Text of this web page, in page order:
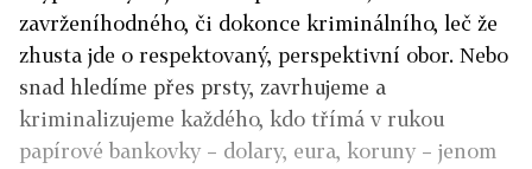
zavrženíhodného, či dokonce kriminálního, leč že
zhusta jde o respektovaný, perspektivní obor. Nebo
snad hledíme přes prsty, zavrhujeme a
kriminalizujeme každého, kdo třímá v rukou
papírové bankovky – dolary, eura, koruny – jenom